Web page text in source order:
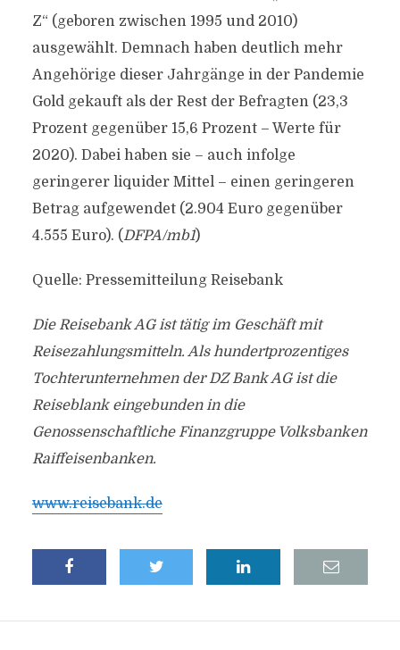
Z“ (geboren zwischen 1995 und 2010)
ausgewählt. Demnach haben deutlich mehr
Angehörige dieser Jahrgänge in der Pandemie
Gold gekauft als der Rest der Befragten (23,3
Prozent gegenüber 15,6 Prozent – Werte für
2020). Dabei haben sie – auch infolge
geringerer liquider Mittel – einen geringeren
Betrag aufgewendet (2.904 Euro gegenüber
4.555 Euro). (DFPA/mb1)
Quelle: Pressemitteilung Reisebank
Die Reisebank AG ist tätig im Geschäft mit
Reisezahlungsmitteln. Als hundertprozentiges
Tochterunternehmen der DZ Bank AG ist die
Reiseblank eingebunden in die
Genossenschaftliche Finanzgruppe Volksbanken
Raiffeisenbanken.
www.reisebank.de